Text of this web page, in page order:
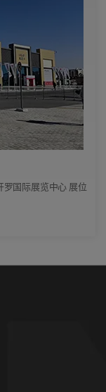
国际展览中心 展位